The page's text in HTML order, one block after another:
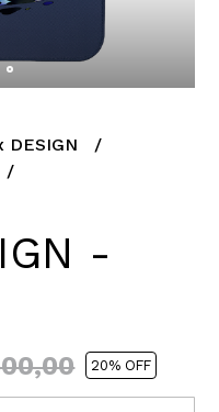
DESIGN
-
20% OFF